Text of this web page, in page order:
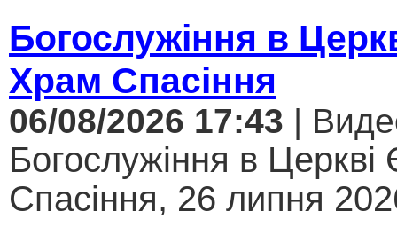
Богослужіння в
Храм Спасіння
06/08/2026 17:43 |
Богослужіння в
Спасіння, 26 липня